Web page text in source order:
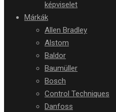
képviselet
Márkák
Allen Bradley
Alstom
Baldor
Baumüller
Bosch
Control Techniques
Danfoss